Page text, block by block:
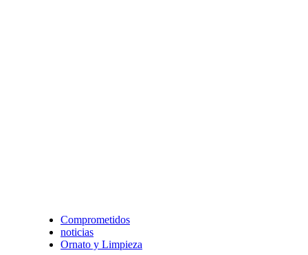
Comprometidos
noticias
Ornato y Limpieza